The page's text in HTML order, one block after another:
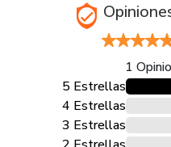
1
5 Estrellas
4 Estrellas
3 Estrellas